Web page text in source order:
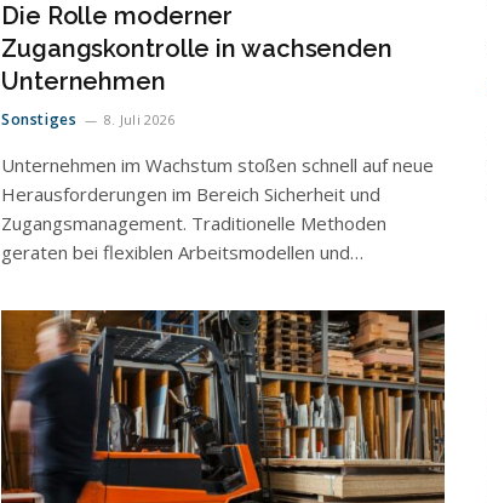
Die Rolle moderner
Zugangskontrolle in wachsenden
Unternehmen
Sonstiges 8. Juli 2026
Unternehmen im Wachstum stoßen schnell auf neue
Herausforderungen im Bereich Sicherheit und
Zugangsmanagement. Traditionelle Methoden
geraten bei flexiblen Arbeitsmodellen und…